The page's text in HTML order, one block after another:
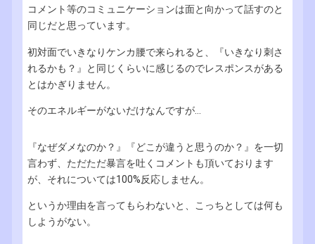
コメント等のコミュニケーションは面と向かって話すのと
同じだと思っています。
初対面でいきなりケンカ腰で来られると、『いきなり刺さ
れるかも？』と同じくらいに感じるのでレスポンスがある
とはかぎりません。
そのエネルギーがないだけなんですが...
『なぜダメなのか？』『どこが違うと思うのか？』を一切
言わず、ただただ暴言を吐くコメントも頂いております
が、それについては100%反応しません。
というか理由を言ってもらわないと、こっちとしては何も
しようがない。